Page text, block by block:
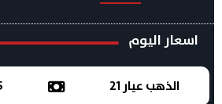
اسعار اليوم
الذهب عيار 21